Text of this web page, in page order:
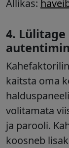
Allikas:
4.
kaitsta oma
volitamata
ja parooli.
koosneb